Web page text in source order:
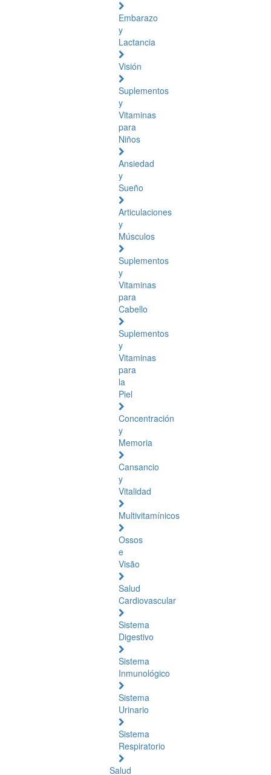
Embarazo
y
Lactancia
Visión
Suplementos
y
Vitaminas
para
Niños
Ansiedad
y
Sueño
Articulaciones
y
Músculos
Suplementos
y
Vitaminas
para
Cabello
Suplementos
y
Vitaminas
para
la
Piel
Concentración
y
Memoria
Cansancio
y
Vitalidad
Multivitamínicos
Ossos
e
Visão
Salud
Cardiovascular
Sistema
Digestivo
Sistema
Inmunológico
Sistema
Urinario
Sistema
Respiratorio
Salud